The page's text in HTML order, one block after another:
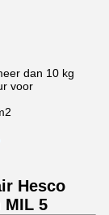
dan 10 kg
voor
Hesco
MIL 5